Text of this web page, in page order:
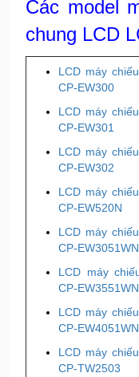
Các model
chung LCD
LCD máy
CP-EW300
LCD máy
CP-EW301
LCD máy
CP-EW302
LCD máy
CP-EW520N
LCD máy
CP-EW3051WN
LCD máy
CP-EW3551WN
LCD máy
CP-EW4051WN
LCD máy
CP-TW2503